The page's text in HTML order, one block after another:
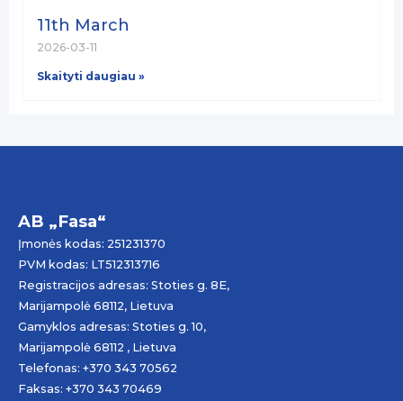
11th March
2026-03-11
Skaityti daugiau »
AB „Fasa“
Įmonės kodas: 251231370
PVM kodas: LT512313716
Registracijos adresas: Stoties g. 8E,
Marijampolė 68112, Lietuva
Gamyklos adresas: Stoties g. 10,
Marijampolė 68112 , Lietuva
Telefonas: +370 343 70562
Faksas: +370 343 70469